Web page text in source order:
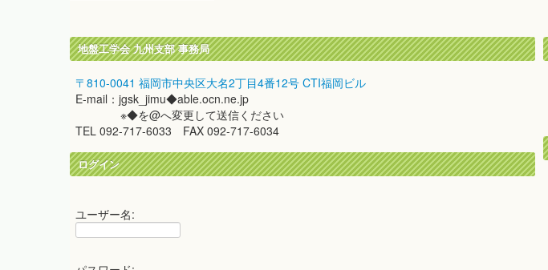
地盤工学会 九州支部 事務局
〒810-0041 福岡市中央区大名2丁目4番12号 CTI福岡ビル
E-mail：jgsk_jimu◆able.ocn.ne.jp
※◆を@へ変更して送信ください
TEL 092-717-6033 FAX 092-717-6034
ログイン
ユーザー名: